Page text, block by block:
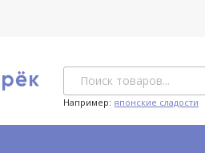
Например: японские сладости